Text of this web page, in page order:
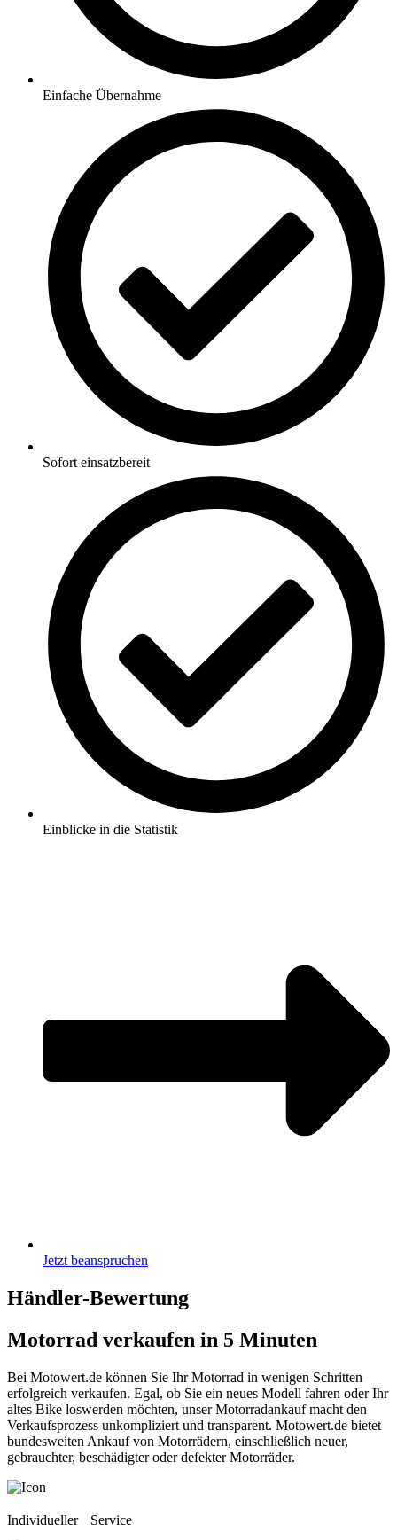
Einfache Übernahme
Sofort einsatzbereit
Einblicke in die Statistik
Jetzt beanspruchen
Händler-Bewertung
Motorrad verkaufen in 5 Minuten
Bei Motowert.de können Sie Ihr Motorrad in wenigen Schritten
erfolgreich verkaufen. Egal, ob Sie ein neues Modell fahren oder Ihr
altes Bike loswerden möchten, unser Motorradankauf macht den
Verkaufsprozess unkompliziert und transparent. Motowert.de bietet
bundesweiten Ankauf von Motorrädern, einschließlich neuer,
gebrauchter, beschädigter oder defekter Motorräder.
Individueller Service